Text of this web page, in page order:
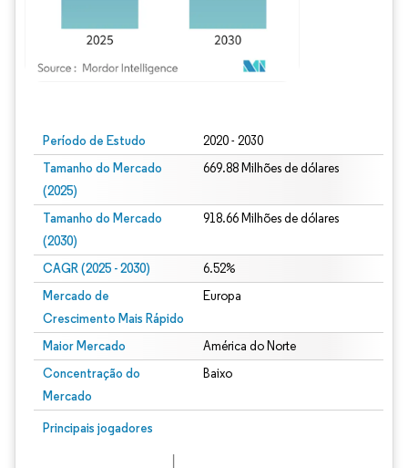
Período de Estudo 2020 - 2030
Tamanho do Mercado
(2025)
669.88 Milhões de dólares
Tamanho do Mercado
(2030)
918.66 Milhões de dólares
CAGR (2025 - 2030) 6.52%
Mercado de
Crescimento Mais Rápido
Europa
Maior Mercado América do Norte
Concentração do
Mercado
Baixo
Principais jogadores